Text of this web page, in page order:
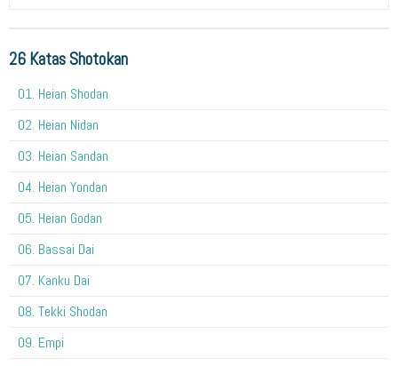
26 Katas Shotokan
01. Heian Shodan
02. Heian Nidan
03. Heian Sandan
04. Heian Yondan
05. Heian Godan
06. Bassai Dai
07. Kanku Dai
08. Tekki Shodan
09. Empi